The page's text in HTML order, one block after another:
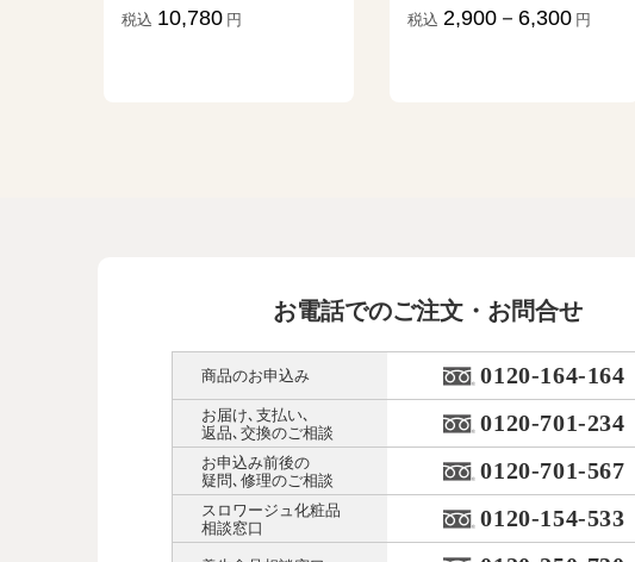
税込 10,780 円 税込 2,900－6,300 円
お電話でのご注文・お問合せ
商品のお申込み 0120-164-164
お届け､支払い､
返品､交換のご相談
0120-701-234
お申込み前後の
疑問､修理のご相談
0120-701-567
スロワージュ化粧品
相談窓口
0120-154-533